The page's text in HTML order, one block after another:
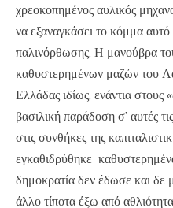
χρεοκοπημένος αυλικός
να εξαναγκάσει το κόμμα
παλινόρθωσης. Η μανούβρα
καθυστερημένων μαζών του
Ελλάδας ιδίως, ενάντια στους
βασιλική παράδοση σ’ αυτές
στις συνθήκες της
εγκαθιδρύθηκε
δημοκρατία δεν έδωσε και δε
άλλο τίποτα έξω από